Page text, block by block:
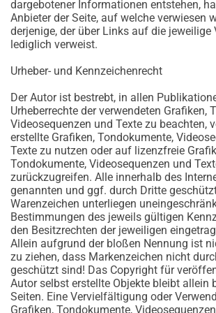
dargebotener Informationen entstehen,
Anbieter der Seite, auf welche verwiesen
derjenige, der über Links auf die
lediglich verweist.
Urheber- und Kennzeichenrecht
Der Autor ist bestrebt, in allen
Urheberrechte der verwendeten Grafiken,
Videosequenzen und Texte zu beachten,
erstellte Grafiken, Tondokumente,
Texte zu nutzen oder auf lizenzfreie
Tondokumente, Videosequenzen und
zurückzugreifen. Alle innerhalb des
genannten und ggf. durch Dritte
Warenzeichen unterliegen
Bestimmungen des jeweils gültigen
den Besitzrechten der jeweiligen
Allein aufgrund der bloßen Nennung ist
zu ziehen, dass Markenzeichen nicht
geschützt sind! Das Copyright für
Autor selbst erstellte Objekte bleibt allein
Seiten. Eine Vervielfältigung oder
Grafiken, Tondokumente,